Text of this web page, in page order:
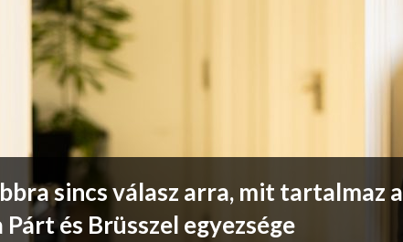
sincs válasz arra, mit tartalmaz a
Párt és Brüsszel egyezsége